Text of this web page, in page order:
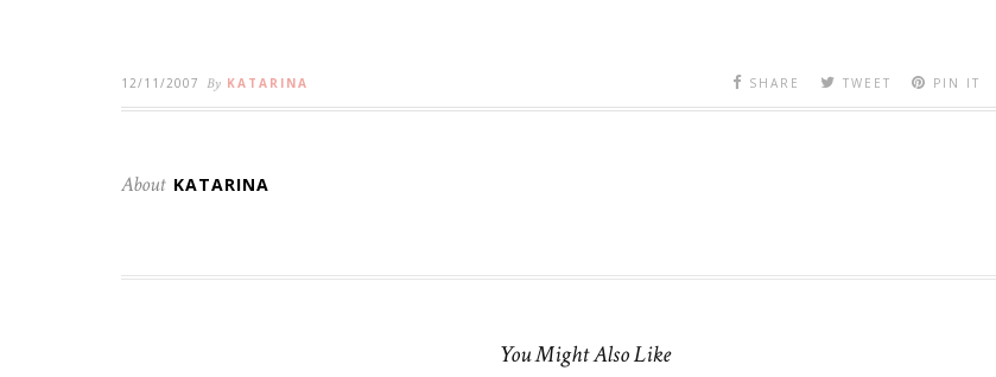
12/11/2007 By KATARINA SHARE TWEET PIN IT
About KATARINA
You Might Also Like